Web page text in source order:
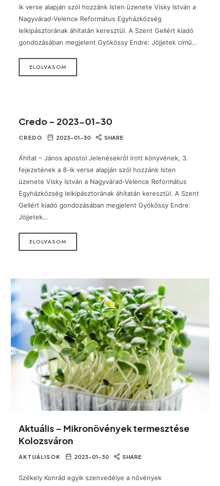
ik verse alapján szól hozzánk Isten üzenete Visky István a
Nagyvárad-Velence Református Egyházközség
lelkipásztorának áhítatán keresztül. A Szent Gellért kiadó
gondozásában megjelent Gyökössy Endre: Jöjjetek című…
ELOLVASOM
Credo – 2023-01-30
CREDO 2023-01-30 SHARE
Áhítat – János apostol Jelenésekről írott könyvének, 3.
fejezetének a 8-ik verse alapján szól hozzánk Isten
üzenete Visky István a Nagyvárad-Velence Református
Egyházközség lelkipásztorának áhítatán keresztül. A Szent
Gellért kiadó gondozásában megjelent Gyökössy Endre:
Jöjjetek…
ELOLVASOM
Aktuális – Mikronövények termesztése
Kolozsváron
AKTUÁLISOK 2023-01-30 SHARE
Székely Konrád egyik szenvedélye a növények